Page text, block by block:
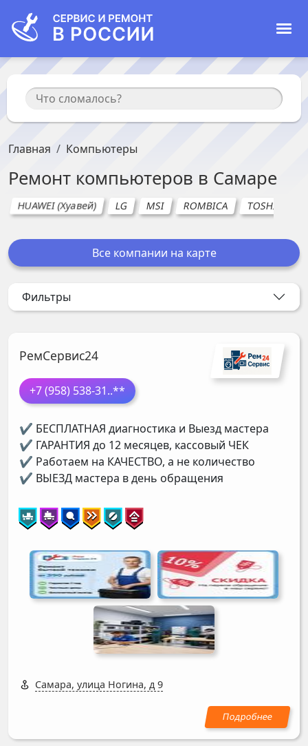
Главная Компьютеры
Ремонт компьютеров в Самаре
HUAWEI (Хуавей) LG MSI ROMBICA TOSHIBA
Все компании на карте
Фильтры
РемСервис24
+7 (958) 538-31..**
✔ БЕСПЛАТНАЯ диагностика и Выезд мастера
✔ ГАРАНТИЯ до 12 месяцев, кассовый ЧЕК
✔ Работаем на КАЧЕСТВО, а не количество
✔ ВЫЕЗД мастера в день обращения
Самара, улица Ногина, д 9